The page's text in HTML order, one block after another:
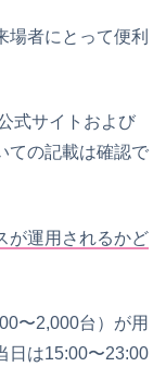
場者にとって便利
式サイトおよび
ての記載は確認で
が運用されるかど
〜2,000台）が用
日は15:00〜23:00